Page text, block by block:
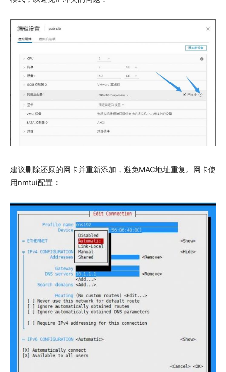
建议删除还原的网卡并重新添加，避免MAC地址重复。网卡使
用nmtui配置：